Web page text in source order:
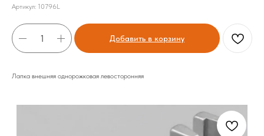
Артикул: 10796L
Добавить в корзину
Лапка внешняя однорожковая левосторонняя